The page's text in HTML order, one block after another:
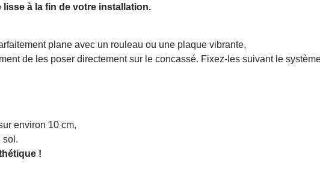
à la fin de votre installation.
plane avec un rouleau ou une plaque vibrante,
de les poser directement sur le concassé. Fixez-les suivant le
environ 10 cm,
sol.
!